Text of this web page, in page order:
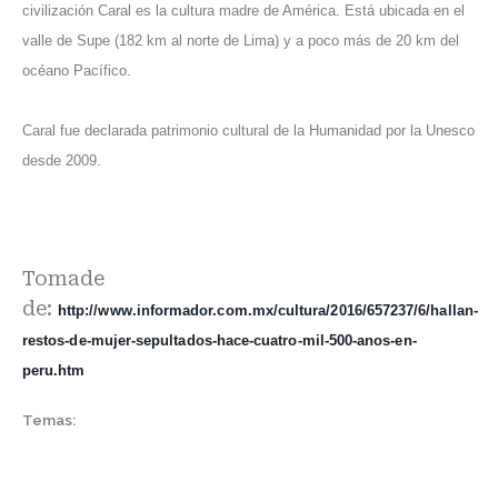
civilización Caral es la cultura madre de América. Está ubicada en el
valle de Supe (182 km al norte de Lima) y a poco más de 20 km del
océano Pacífico.
Caral fue declarada patrimonio cultural de la Humanidad por la Unesco
desde 2009.
Tomade
de: http://www.informador.com.mx/cultura/2016/657237/6/hallan-
restos-de-mujer-sepultados-hace-cuatro-mil-500-anos-en-
peru.htm
Temas: